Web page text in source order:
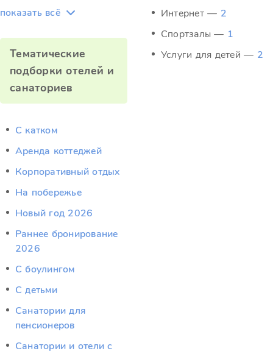
показать всё
Тематические
подборки отелей и
санаториев
C катком
Аренда коттеджей
Корпоративный отдых
На побережье
Новый год 2026
Раннее бронирование
2026
С боулингом
С детьми
Санатории для
пенсионеров
Санатории и отели с
Интернет — 2
Спортзалы — 1
Услуги для детей — 2